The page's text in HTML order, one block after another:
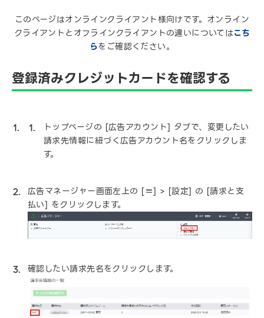
このページはオンラインクライアント様向けです。オンライン
クライアントとオフラインクライアントの違いについてはこち
らをご確認ください。
登録済みクレジットカードを確認する
トップページの [広告アカウント] タブで、変更したい
請求先情報に紐づく広告アカウント名をクリックしま
す。
広告マネージャー画面左上の [≡] > [設定] の [請求と支
払い] をクリックします。
確認したい請求先名をクリックします。